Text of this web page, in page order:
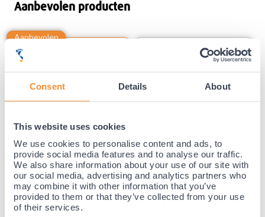
Consent Details About
This website uses cookies
We use cookies to personalise content and ads, to
provide social media features and to analyse our traffic.
We also share information about your use of our site with
our social media, advertising and analytics partners who
may combine it with other information that you’ve
provided to them or that they’ve collected from your use
of their services.
Aanbevolen producten
Super Ortho Kuitbrace
(18)
23,99
Gladiator Sports Compressiekousen
(Zwart of wit) (Per paar)
(42)
29,99